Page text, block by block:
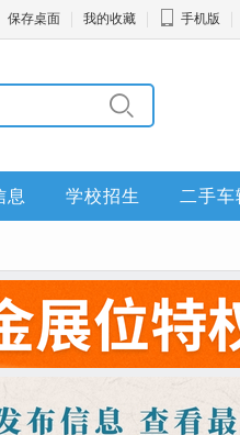
保存桌面 我的收藏 手机版
息 学校招生 二手车